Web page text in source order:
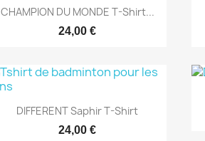
Aperçu rapide
CHAMPION DU MONDE T-Shirt...
24,00 €
Aperçu rapide
DIFFERENT Saphir T-Shirt
24,00 €